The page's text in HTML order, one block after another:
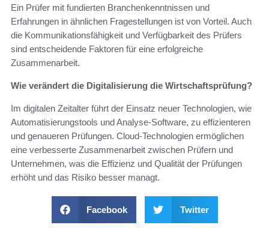
Ein Prüfer mit fundierten Branchenkenntnissen und
Erfahrungen in ähnlichen Fragestellungen ist von Vorteil. Auch
die Kommunikationsfähigkeit und Verfügbarkeit des Prüfers
sind entscheidende Faktoren für eine erfolgreiche
Zusammenarbeit.
Wie verändert die Digitalisierung die Wirtschaftsprüfung?
Im digitalen Zeitalter führt der Einsatz neuer Technologien, wie
Automatisierungstools und Analyse-Software, zu effizienteren
und genaueren Prüfungen. Cloud-Technologien ermöglichen
eine verbesserte Zusammenarbeit zwischen Prüfern und
Unternehmen, was die Effizienz und Qualität der Prüfungen
erhöht und das Risiko besser managt.
Facebook Twitter